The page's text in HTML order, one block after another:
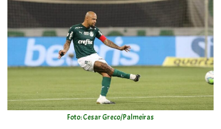
Foto: Cesar Greco/Palmeiras